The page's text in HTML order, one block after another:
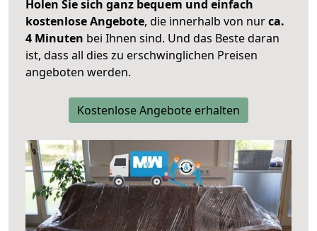
Holen Sie sich ganz bequem und einfach
kostenlose Angebote, die innerhalb von nurca.
4 Minuten bei Ihnen sind. Und das Beste daran
ist, dass all dies zu erschwinglichen Preisen
angeboten werden.
Kostenlose Angebote erhalten